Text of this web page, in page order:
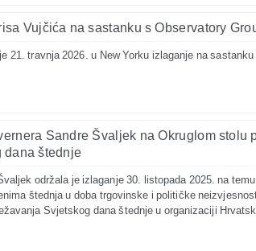
Vujčića na sastanku s Observatory
21. travnja 2026. u New Yorku izlaganje na
Sandre Švaljek na Okruglom stolu
dana štednje
održala je izlaganje 30. listopada 2025. na temu
štednja u doba trgovinske i političke
Svjetskog dana štednje u organizaciji